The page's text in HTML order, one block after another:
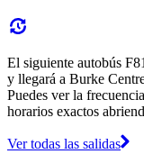
El siguiente autobús
y llegará a Burke
Puedes ver la
horarios exactos
Ver todas las salidas